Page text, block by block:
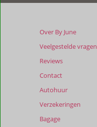
in
Creta
zijn
Over By June
Veelgestelde vragen
Reviews
Contact
Autohuur
Verzekeringen
Bagage